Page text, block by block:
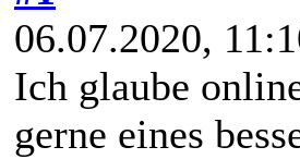
06.07.2020,
Ich glaube
gerne eines